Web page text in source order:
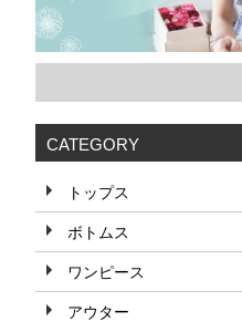
CATEGORY
トップス
ボトムス
ワンピース
アウター